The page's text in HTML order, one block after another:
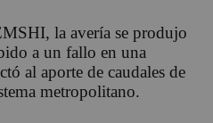
, la avería se produjo
a un fallo en una
al aporte de caudales de
metropolitano.